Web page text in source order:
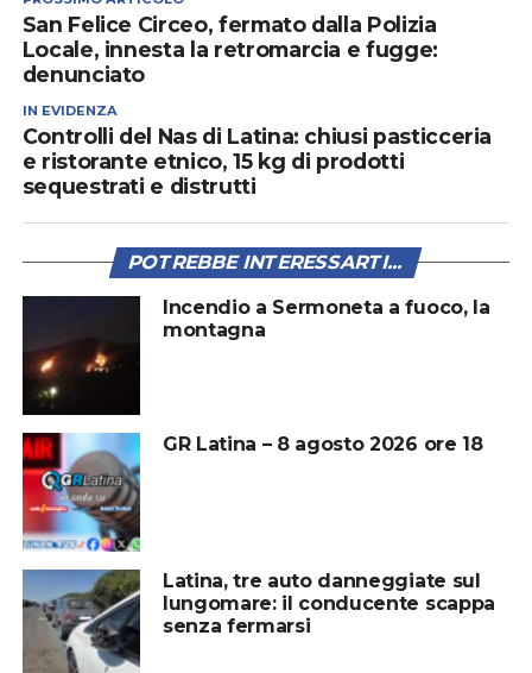
San Felice Circeo, fermato dalla Polizia
Locale, innesta la retromarcia e fugge:
denunciato
IN EVIDENZA
Controlli del Nas di Latina: chiusi pasticceria
e ristorante etnico, 15 kg di prodotti
sequestrati e distrutti
POTREBBE INTERESSARTI...
Incendio a Sermoneta a fuoco, la
montagna
GR Latina – 8 agosto 2026 ore 18
Latina, tre auto danneggiate sul
lungomare: il conducente scappa
senza fermarsi